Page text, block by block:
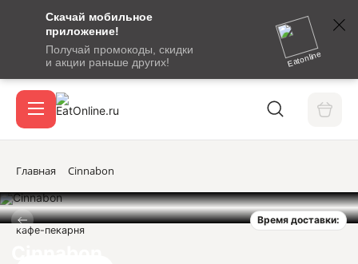
Скачай мобильное
приложение!
Получай промокоды, скидки
и акции раньше других!
Eatonline
сообщение
кодом
подтверждения
Вход / регистрация
Акции
Главная Cinnabon
Время доставки:
кафе-пекарня